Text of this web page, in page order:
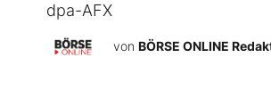
dpa-AFX
von BÖRSE ONLINE